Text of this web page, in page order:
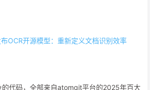
OCR开源模型：重新定义文档识别效率
的代码，全部来自atomgit平台的2025年百大